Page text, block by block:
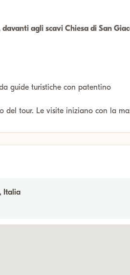
davanti agli scavi Chiesa di San
guide turistiche con patentino
del tour. Le visite iniziano con la
Italia